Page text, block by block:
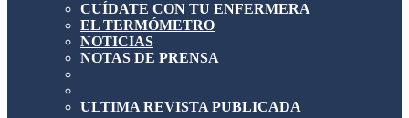
CUÍDATE CON TU ENFERMERA
EL TERMÓMETRO
NOTICIAS
NOTAS DE PRENSA
ULTIMA REVISTA PUBLICADA